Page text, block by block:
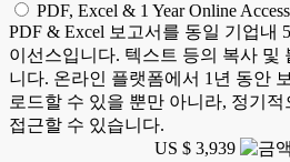
PDF, Excel & 1 Year Online
PDF & Excel 보고서를 동일 기업내
이선스입니다. 텍스트 등의 복사 및
니다. 온라인 플랫폼에서 1년 동안
로드할 수 있을 뿐만 아니라, 정기
접근할 수 있습니다.
US $ 3,939